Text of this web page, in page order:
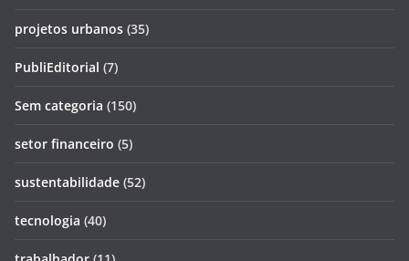
projetos urbanos (35)
PubliEditorial (7)
Sem categoria (150)
setor financeiro (5)
sustentabilidade (52)
tecnologia (40)